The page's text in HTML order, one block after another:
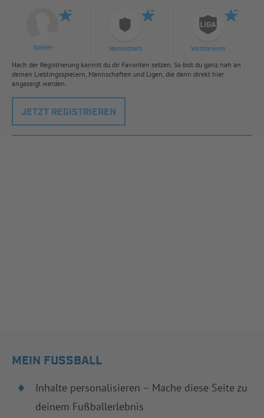
Spieler Mannschaft Wettbewerb
Nach der Registrierung kannst du dir Favoriten setzen. So bist du ganz nah an
deinen Lieblingsspielern, Mannschaften und Ligen, die dann direkt hier
angezeigt werden.
JETZT REGISTRIEREN
MEIN FUSSBALL
Inhalte personalisieren – Mache diese Seite zu
deinem Fußballerlebnis